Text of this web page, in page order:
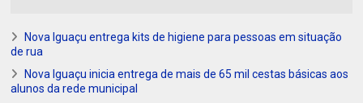
Nova Iguaçu entrega kits de higiene para pessoas em situação
de rua
Nova Iguaçu inicia entrega de mais de 65 mil cestas básicas aos
alunos da rede municipal